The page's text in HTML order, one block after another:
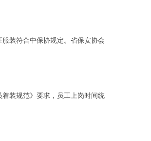
装符合中保协规定。省保安协会
装规范》要求，员工上岗时间统